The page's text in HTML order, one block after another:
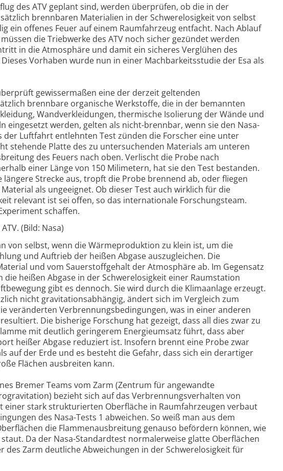
des ATV geplant sind, werden überprüfen, ob die in der
brennbaren Materialien in der Schwerelosigkeit von selbst
ein offenes Feuer auf einem Raumfahrzeug entfacht. Nach Ablauf
die Triebwerke des ATV noch sicher gezündet werden
in die Atmosphäre und damit ein sicheres Verglühen des
Vorhaben wurde nun in einer Machbarkeitsstudie der Esa als
gewissermaßen eine der derzeit geltenden
brennbare organische Werkstoffe, die in der bemannten
Wandverkleidungen, thermische Isolierung der Wände und
eingesetzt werden, gelten als nicht-brennbar, wenn sie den Nasa-
der Luftfahrt entlehnten Test zünden die Forscher eine unter
stehende Platte des zu untersuchenden Materials am unteren
des Feuers nach oben. Verlischt die Probe nach
einer Länge von 150 Milimetern, hat sie den Test bestanden.
Strecke aus, tropft die Probe brennend ab, oder fliegen
als ungeeignet. Ob dieser Test auch wirklich für die
relevant ist sei offen, so das internationale Forschungsteam.
schaffen.
(Bild: Nasa)
von selbst, wenn die Wärmeproduktion zu klein ist, um die
und Auftrieb der heißen Abgase auszugleichen. Die
und vom Sauerstoffgehalt der Atmosphäre ab. Im Gegensatz
heißen Abgase in der Schwerelosigkeit einer Raumstation
gibt es dennoch. Sie wird durch die Klimaanlage erzeugt.
nicht gravitationsabhängig, ändert sich im Vergleich zum
veränderten Verbrennungsbedingungen, was in einer anderen
Die bisherige Forschung hat gezeigt, dass all dies zwar zu
mit deutlich geringerem Energieumsatz führt, dass aber
heißer Abgase reduziert ist. Insofern brennt eine Probe zwar
auf der Erde und es besteht die Gefahr, dass sich ein derartiger
Flächen ausbreiten kann.
Bremer Teams vom Zarm (Zentrum für angewandte
bezieht sich auf das Verbrennungsverhalten von
einer stark strukturierten Oberfläche in Raumfahrzeugen verbaut
des Nasa-Tests 1 abweichen. So weiß man aus dem
die Flammenausbreitung genauso befördern können, wie
Da der Nasa-Standardtest normalerweise glatte Oberflächen
Zarm deutliche Abweichungen in der Schwerelosigkeit für